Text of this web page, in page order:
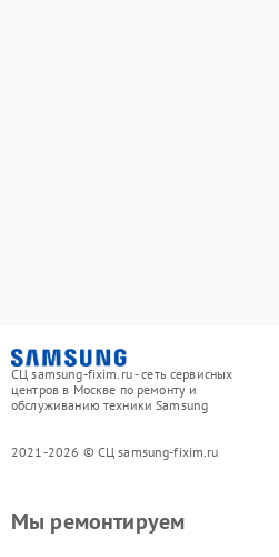
СЦ samsung-fixim.ru - сеть сервисных
центров в Москве по ремонту и
обслуживанию техники Samsung
2021-2026 © СЦ samsung-fixim.ru
Мы ремонтируем